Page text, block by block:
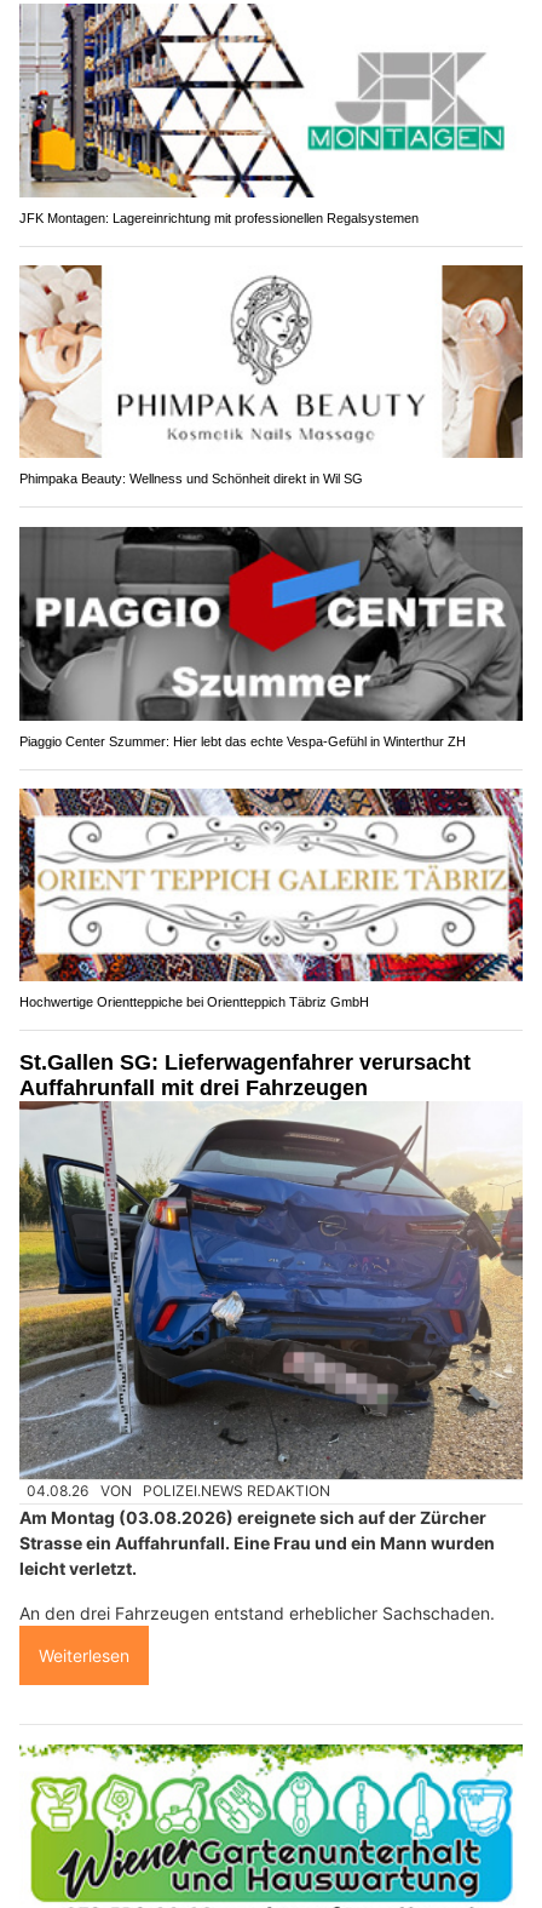
JFK Montagen: Lagereinrichtung mit professionellen Regalsystemen
Phimpaka Beauty: Wellness und Schönheit direkt in Wil SG
Piaggio Center Szummer: Hier lebt das echte Vespa-Gefühl in Winterthur ZH
Hochwertige Orientteppiche bei Orientteppich Täbriz GmbH
St.Gallen SG: Lieferwagenfahrer verursacht
Auffahrunfall mit drei Fahrzeugen
04.08.26 VON POLIZEI.NEWS REDAKTION
Am Montag (03.08.2026) ereignete sich auf der Zürcher
Strasse ein Auffahrunfall. Eine Frau und ein Mann wurden
leicht verletzt.
An den drei Fahrzeugen entstand erheblicher Sachschaden.
Weiterlesen